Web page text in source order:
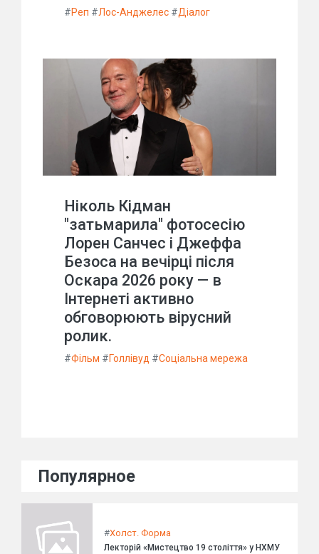
#Реп #Лос-Анджелес #Діалог
Ніколь Кідман
"затьмарила" фотосесію
Лорен Санчес і Джеффа
Безоса на вечірці після
Оскара 2026 року — в
Інтернеті активно
обговорюють вірусний
ролик.
#Фільм #Голлівуд #Соціальна мережа
Популярное
#Холст. Форма
Лекторій «Мистецтво 19 століття» у НХМУ